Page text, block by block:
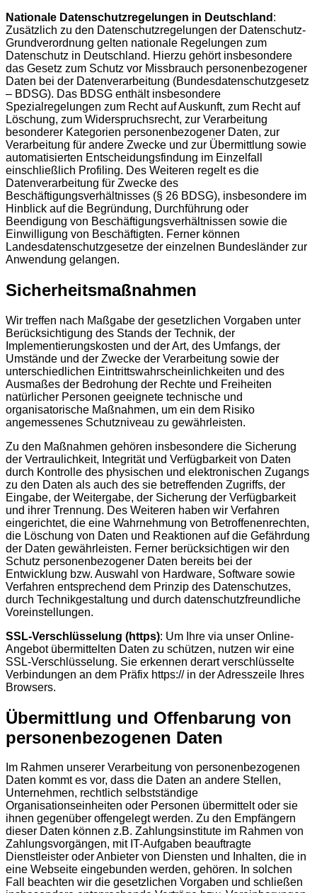
Nationale Datenschutzregelungen in Deutschland :
Zusätzlich zu den Datenschutzregelungen der Datenschutz-
Grundverordnung gelten nationale Regelungen zum
Datenschutz in Deutschland. Hierzu gehört insbesondere
das Gesetz zum Schutz vor Missbrauch personenbezogener
Daten bei der Datenverarbeitung (Bundesdatenschutzgesetz
– BDSG). Das BDSG enthält insbesondere
Spezialregelungen zum Recht auf Auskunft, zum Recht auf
Löschung, zum Widerspruchsrecht, zur Verarbeitung
besonderer Kategorien personenbezogener Daten, zur
Verarbeitung für andere Zwecke und zur Übermittlung sowie
automatisierten Entscheidungsfindung im Einzelfall
einschließlich Profiling. Des Weiteren regelt es die
Datenverarbeitung für Zwecke des
Beschäftigungsverhältnisses (§ 26 BDSG), insbesondere im
Hinblick auf die Begründung, Durchführung oder
Beendigung von Beschäftigungsverhältnissen sowie die
Einwilligung von Beschäftigten. Ferner können
Landesdatenschutzgesetze der einzelnen Bundesländer zur
Anwendung gelangen.
Sicherheitsmaßnahmen
Wir treffen nach Maßgabe der gesetzlichen Vorgaben unter
Berücksichtigung des Stands der Technik, der
Implementierungskosten und der Art, des Umfangs, der
Umstände und der Zwecke der Verarbeitung sowie der
unterschiedlichen Eintrittswahrscheinlichkeiten und des
Ausmaßes der Bedrohung der Rechte und Freiheiten
natürlicher Personen geeignete technische und
organisatorische Maßnahmen, um ein dem Risiko
angemessenes Schutzniveau zu gewährleisten.
Zu den Maßnahmen gehören insbesondere die Sicherung
der Vertraulichkeit, Integrität und Verfügbarkeit von Daten
durch Kontrolle des physischen und elektronischen Zugangs
zu den Daten als auch des sie betreffenden Zugriffs, der
Eingabe, der Weitergabe, der Sicherung der Verfügbarkeit
und ihrer Trennung. Des Weiteren haben wir Verfahren
eingerichtet, die eine Wahrnehmung von Betroffenenrechten,
die Löschung von Daten und Reaktionen auf die Gefährdung
der Daten gewährleisten. Ferner berücksichtigen wir den
Schutz personenbezogener Daten bereits bei der
Entwicklung bzw. Auswahl von Hardware, Software sowie
Verfahren entsprechend dem Prinzip des Datenschutzes,
durch Technikgestaltung und durch datenschutzfreundliche
Voreinstellungen.
SSL-Verschlüsselung (https): Um Ihre via unser Online-
Angebot übermittelten Daten zu schützen, nutzen wir eine
SSL-Verschlüsselung. Sie erkennen derart verschlüsselte
Verbindungen an dem Präfix https:// in der Adresszeile Ihres
Browsers.
Übermittlung und Offenbarung von
personenbezogenen Daten
Im Rahmen unserer Verarbeitung von personenbezogenen
Daten kommt es vor, dass die Daten an andere Stellen,
Unternehmen, rechtlich selbstständige
Organisationseinheiten oder Personen übermittelt oder sie
ihnen gegenüber offengelegt werden. Zu den Empfängern
dieser Daten können z.B. Zahlungsinstitute im Rahmen von
Zahlungsvorgängen, mit IT-Aufgaben beauftragte
Dienstleister oder Anbieter von Diensten und Inhalten, die in
eine Webseite eingebunden werden, gehören. In solchen
Fall beachten wir die gesetzlichen Vorgaben und schließen